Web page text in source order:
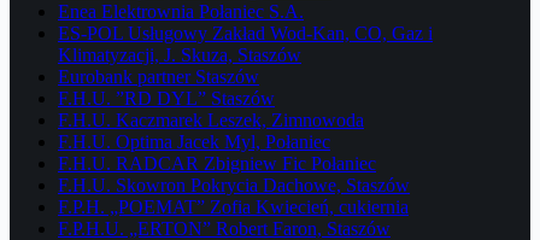
Enea Elektrownia Połaniec S.A.
ES-POL Usługowy Zakład Wod-Kan, CO, Gaz i
Klimatyzacji, J. Skuza, Staszów
Eurobank partner Staszów
F.H.U. ”RD DYL” Staszów
F.H.U. Kaczmarek Leszek, Zimnowoda
F.H.U. Optima Jacek Myl, Połaniec
F.H.U. RADCAR Zbigniew Fic Połaniec
F.H.U. Skowron Pokrycia Dachowe, Staszów
F.P.H. „POEMAT” Zofia Kwiecień, cukiernia
F.P.H.U. „ERTON” Robert Faron, Staszów